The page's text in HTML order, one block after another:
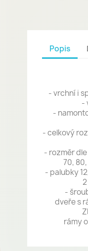
Popis
- vrchní i
-
-
- celkový
- rozměr
70, 80,
- palubky
-
dveře s
rámy